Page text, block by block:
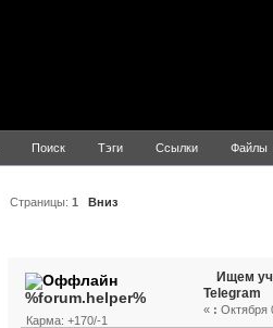
Поиск Тэги Ссылки Файлы
Страницы:1 Вниз
%forum.helper%
Карма: +170/-1
Ищем
Telegram
« : Октября